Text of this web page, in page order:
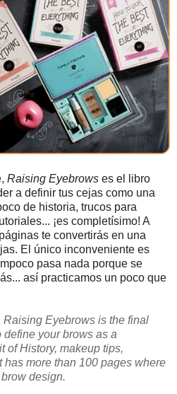
Raising Eyebrows es el libro
a definir tus cejas como una
de historia, trucos para
¡es completísimo! A
te convertirás en una
El único inconveniente es
pasa nada porque se
así practicamos un poco que
Raising Eyebrows is the final
your brows as a
of History, makeup tips,
has more than 100 pages where
design.